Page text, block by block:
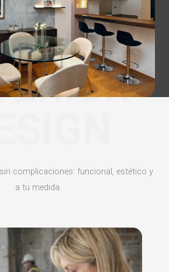
complicaciones: funcional, estético y
a tu medida.